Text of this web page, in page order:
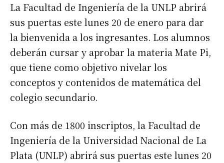
La Facultad de Ingeniería de la UNLP abrirá
sus puertas este lunes 20 de enero para dar
la bienvenida a los ingresantes. Los alumnos
deberán cursar y aprobar la materia Mate Pi,
que tiene como objetivo nivelar los
conceptos y contenidos de matemática del
colegio secundario.
Con más de 1800 inscriptos, la Facultad de
Ingeniería de la Universidad Nacional de La
Plata (UNLP) abrirá sus puertas este lunes 20